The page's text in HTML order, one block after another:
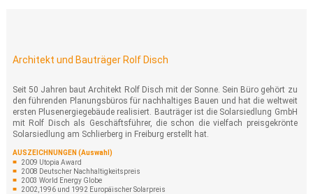
Architekt und Bauträger Rolf Disch
Seit 50 Jahren baut Architekt Rolf Disch mit der Sonne. Sein Büro gehört zu
den führenden Planungsbüros für nachhaltiges Bauen und hat die weltweit
ersten Plusenergiegebäude realisiert. Bauträger ist die Solarsiedlung GmbH
mit Rolf Disch als Geschäftsführer, die schon die vielfach preisgekrönte
Solarsiedlung am Schlierberg in Freiburg erstellt hat.
AUSZEICHNUNGEN (Auswahl)
2009 Utopia Award
2008 Deutscher Nachhaltigkeitspreis
2003 World Energy Globe
2002,1996 und 1992 Europäischer Solarpreis